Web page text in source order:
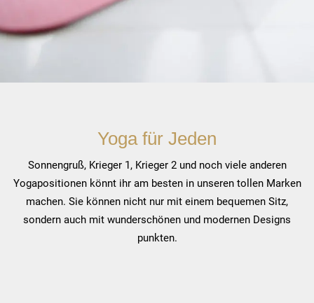
Yoga für Jeden
Sonnengruß, Krieger 1, Krieger 2 und noch viele anderen
Yogapositionen könnt ihr am besten in unseren tollen Marken
machen. Sie können nicht nur mit einem bequemen Sitz,
sondern auch mit wunderschönen und modernen Designs
punkten.